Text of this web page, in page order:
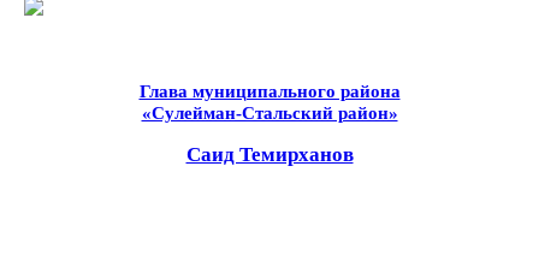
Глава муниципального района
«Сулейман-Стальский район»
Саид Темирханов